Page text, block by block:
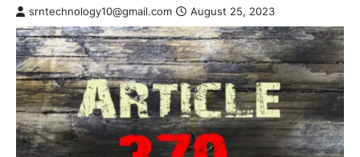
srntechnology10@gmail.com August 25, 2023